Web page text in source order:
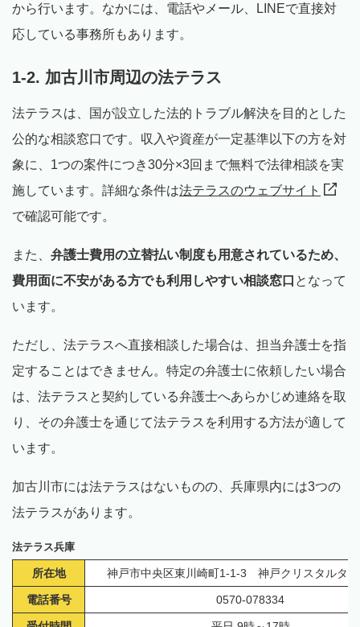
から行います。なかには、電話やメール、LINEで直接対
応している事務所もあります。
1-2. 加古川市周辺の法テラス
法テラスは、国が設立した法的トラブル解決を目的とした
公的な相談窓口です。収入や資産が一定基準以下の方を対
象に、1つの案件につき30分×3回まで無料で法律相談を実
施しています。詳細な条件は法テラスのウェブサイト
で確認可能です。
また、 弁護士費用の立替払い制度も用意されているため、
費用面に不安がある方でも利用しやすい相談窓口 となって
います。
ただし、法テラスへ直接相談した場合は、担当弁護士を指
定することはできません。特定の弁護士に依頼したい場合
は、法テラスと契約している弁護士へあらかじめ連絡を取
り、その弁護士を通じて法テラスを利用する方法が適して
います。
加古川市には法テラスはないものの、兵庫県内には3つの
法テラスがあります。
法テラス兵庫
所在地 神戸市中央区東川崎町1-1-3 神戸クリスタルタ
電話番号 0570-078334